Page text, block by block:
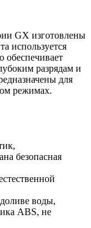
GX изготовлены
используется
обеспечивает
разрядам и
для
режимах.
безопасная
воды,
ABS, не